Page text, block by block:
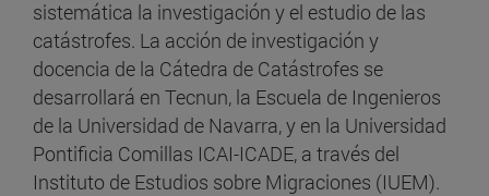
sistemática la investigación y el estudio de las
catástrofes. La acción de investigación y
docencia de la Cátedra de Catástrofes se
desarrollará en Tecnun, la Escuela de Ingenieros
de la Universidad de Navarra, y en la Universidad
Pontificia Comillas ICAI-ICADE, a través del
Instituto de Estudios sobre Migraciones (IUEM).